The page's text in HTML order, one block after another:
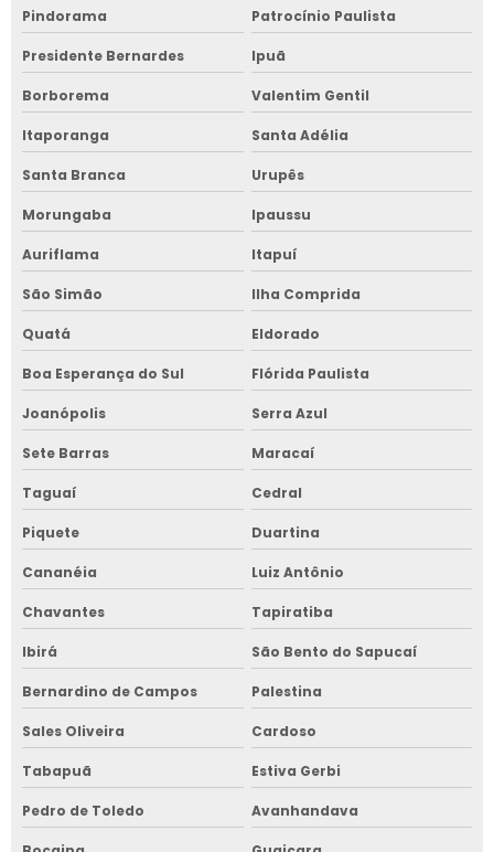
Pindorama Patrocínio Paulista
Presidente Bernardes Ipuã
Borborema Valentim Gentil
Itaporanga Santa Adélia
Santa Branca Urupês
Morungaba Ipaussu
Auriflama Itapuí
São Simão Ilha Comprida
Quatá Eldorado
Boa Esperança do Sul Flórida Paulista
Joanópolis Serra Azul
Sete Barras Maracaí
Taguaí Cedral
Piquete Duartina
Cananéia Luiz Antônio
Chavantes Tapiratiba
Ibirá São Bento do Sapucaí
Bernardino de Campos Palestina
Sales Oliveira Cardoso
Tabapuã Estiva Gerbi
Pedro de Toledo Avanhandava